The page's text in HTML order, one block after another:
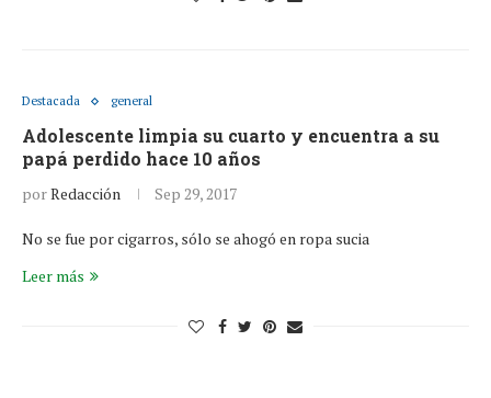
Destacada general
Adolescente limpia su cuarto y encuentra a su
papá perdido hace 10 años
porRedacción Sep 29, 2017
No se fue por cigarros, sólo se ahogó en ropa sucia
Leer más